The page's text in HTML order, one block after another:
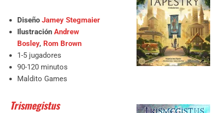
Diseño Jamey Stegmaier
Ilustración Andrew
Bosley, Rom Brown
1-5 jugadores
90-120 minutos
Maldito Games
Trismegistus